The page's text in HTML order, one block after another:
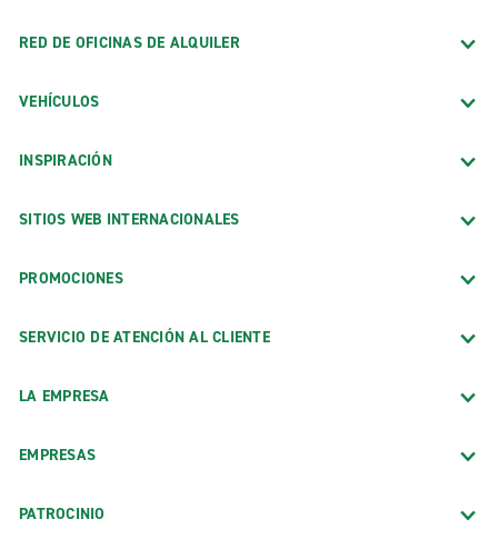
RED DE OFICINAS DE ALQUILER
VEHÍCULOS
INSPIRACIÓN
SITIOS WEB INTERNACIONALES
PROMOCIONES
SERVICIO DE ATENCIÓN AL CLIENTE
LA EMPRESA
EMPRESAS
PATROCINIO